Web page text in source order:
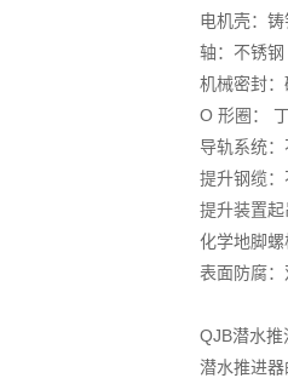
电机壳：
轴：不锈钢
机械密封
O 形圈：
导轨系统
提升钢缆
提升装置
化学地脚
表面防腐
QJB潜水
潜水推进